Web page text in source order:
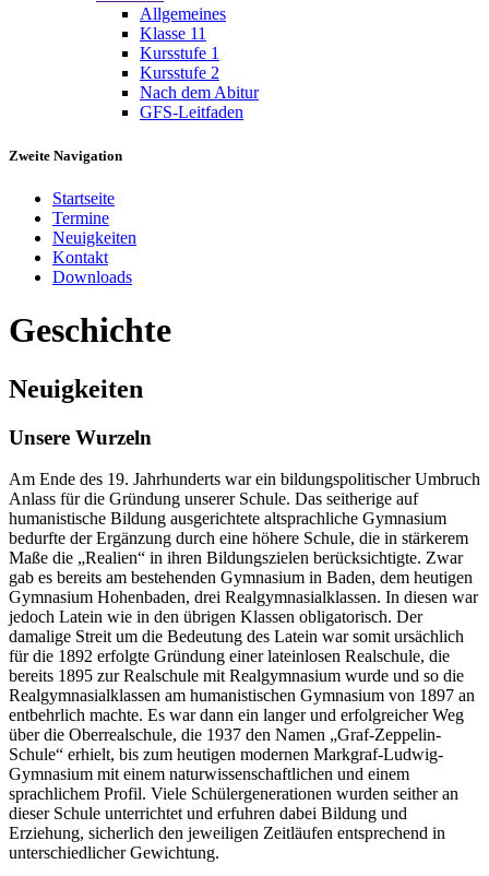
Allgemeines
Klasse 11
Kursstufe 1
Kursstufe 2
Nach dem Abitur
GFS-Leitfaden
Zweite Navigation
Startseite
Termine
Neuigkeiten
Kontakt
Downloads
Geschichte
Neuigkeiten
Unsere Wurzeln
Am Ende des 19. Jahrhunderts war ein bildungspolitischer Umbruch
Anlass für die Gründung unserer Schule. Das seitherige auf
humanistische Bildung ausgerichtete altsprachliche Gymnasium
bedurfte der Ergänzung durch eine höhere Schule, die in stärkerem
Maße die „Realien“ in ihren Bildungszielen berücksichtigte. Zwar
gab es bereits am bestehenden Gymnasium in Baden, dem heutigen
Gymnasium Hohenbaden, drei Realgymnasialklassen. In diesen war
jedoch Latein wie in den übrigen Klassen obligatorisch. Der
damalige Streit um die Bedeutung des Latein war somit ursächlich
für die 1892 erfolgte Gründung einer lateinlosen Realschule, die
bereits 1895 zur Realschule mit Realgymnasium wurde und so die
Realgymnasialklassen am humanistischen Gymnasium von 1897 an
entbehrlich machte. Es war dann ein langer und erfolgreicher Weg
über die Oberrealschule, die 1937 den Namen „Graf-Zeppelin-
Schule“ erhielt, bis zum heutigen modernen Markgraf-Ludwig-
Gymnasium mit einem naturwissenschaftlichen und einem
sprachlichem Profil. Viele Schülergenerationen wurden seither an
dieser Schule unterrichtet und erfuhren dabei Bildung und
Erziehung, sicherlich den jeweiligen Zeitläufen entsprechend in
unterschiedlicher Gewichtung.